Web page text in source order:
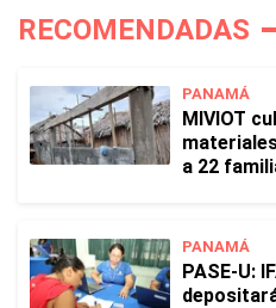
RECOMENDADAS
PANAMÁ
MIVIOT
a 22
PANAMÁ
PASE-U: